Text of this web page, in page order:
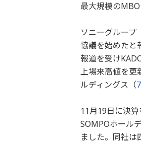
最大規模の
ソニーグループ
協議を始めたと
報道を受け
上場来高値を更
ルディングス（
11月19日に決
SOMPOホール
ました。同社